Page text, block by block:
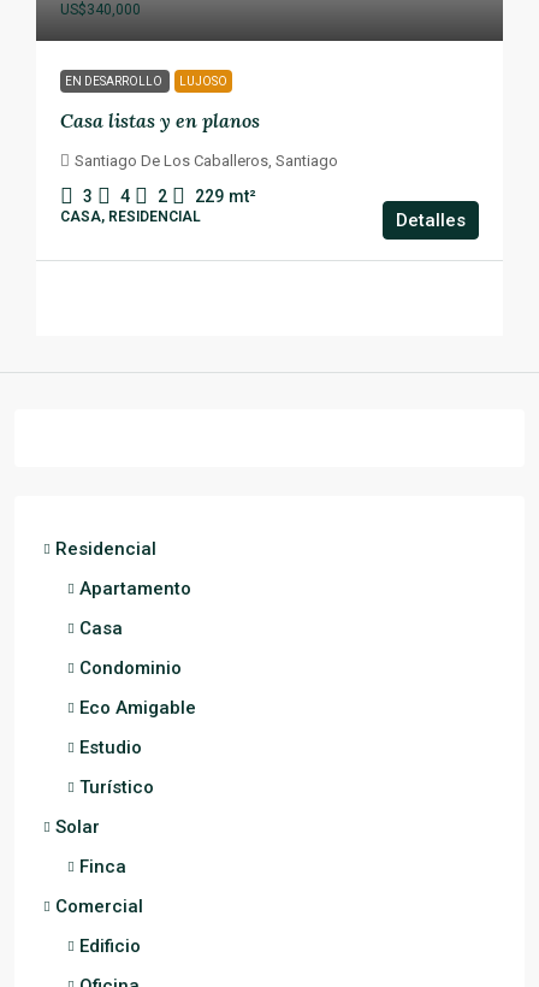
US$340,000
EN DESARROLLO LUJOSO
Casa listas y en planos
Santiago De Los Caballeros, Santiago
3 4 2 229 mt²
CASA, RESIDENCIAL Detalles
Residencial
Apartamento
Casa
Condominio
Eco Amigable
Estudio
Turístico
Solar
Finca
Comercial
Edificio